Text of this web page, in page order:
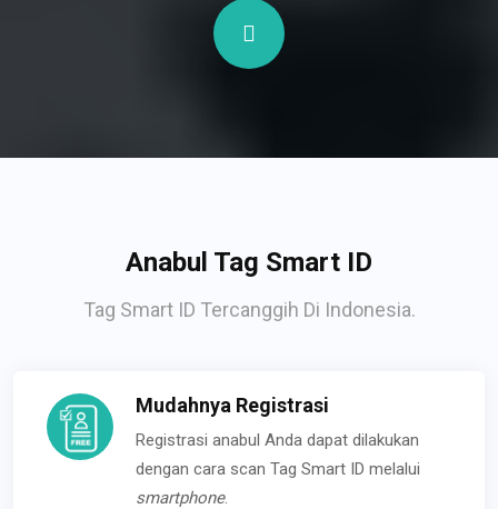
Anabul Tag Smart ID
Tag Smart ID Tercanggih Di Indonesia.
Mudahnya Registrasi
Registrasi anabul Anda dapat dilakukan
dengan cara scan Tag Smart ID melalui
smartphone.